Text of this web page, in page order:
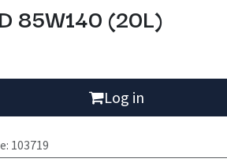
85W140 (20L)
Log in
: 103719